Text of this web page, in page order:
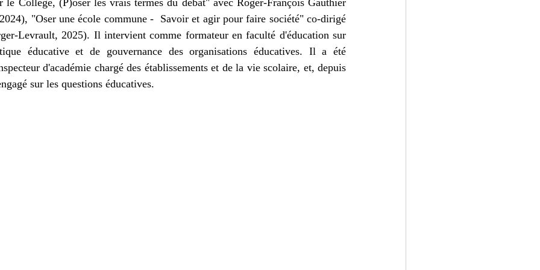
"Oser une école commune -  Savoir et agir pour faire société" co-dirigé
Levrault, 2025). Il intervient comme formateur en faculté d'éducation sur
éducative et de gouvernance des organisations éducatives. Il a été
d'académie chargé des établissements et de la vie scolaire, et, depuis
sur les questions éducatives.